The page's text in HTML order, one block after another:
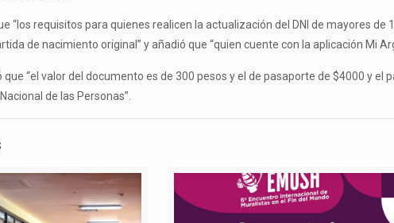
“los requisitos para quienes realicen la actualización del DNI de mayores
de nacimiento original” y añadió que “quien cuente con la aplicación Mi
“el valor del documento es de 300 pesos y el de pasaporte de $4000 y
de las Personas”.